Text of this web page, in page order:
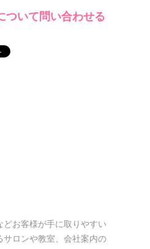
ついて問い合わせる
お客様が手に取りやすい
ロンや教室、会社案内の